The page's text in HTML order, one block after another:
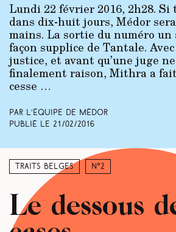
Lundi 22 février 2016, 2h28.
dans dix-huit jours, Médor
mains. La sortie du numéro un
façon supplice de Tantale.
justice, et avant qu’une juge
finalement raison, Mithra a
cesse …
Par L’équipe de Médor
Publié le 21/02/2016
Traits belges N°2
Le dessous